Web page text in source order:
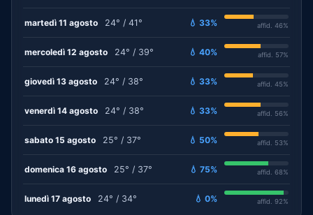
martedì 11 agosto 24° / 41° 💧 33% affid. 46%
mercoledì 12 agosto 24° / 39° 💧 40% affid. 57%
giovedì 13 agosto 24° / 38° 💧 33% affid. 45%
venerdì 14 agosto 24° / 38° 💧 33% affid. 56%
sabato 15 agosto 25° / 37° 💧 50% affid. 53%
domenica 16 agosto 25° / 37° 💧 75% affid. 68%
lunedì 17 agosto 24° / 34° 💧 0% affid. 92%